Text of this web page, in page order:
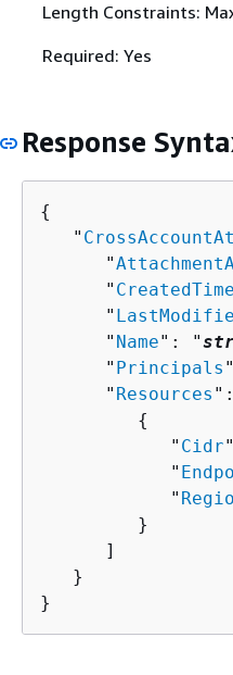
Length Constraints:
Required: Yes
Response
{
   "
      "
      "
CreatedTime
      "
      "
Name": "
      "
Principals
      "
Resources
{
            "
Cidr
            "
            "
         }
      ]
   }
}